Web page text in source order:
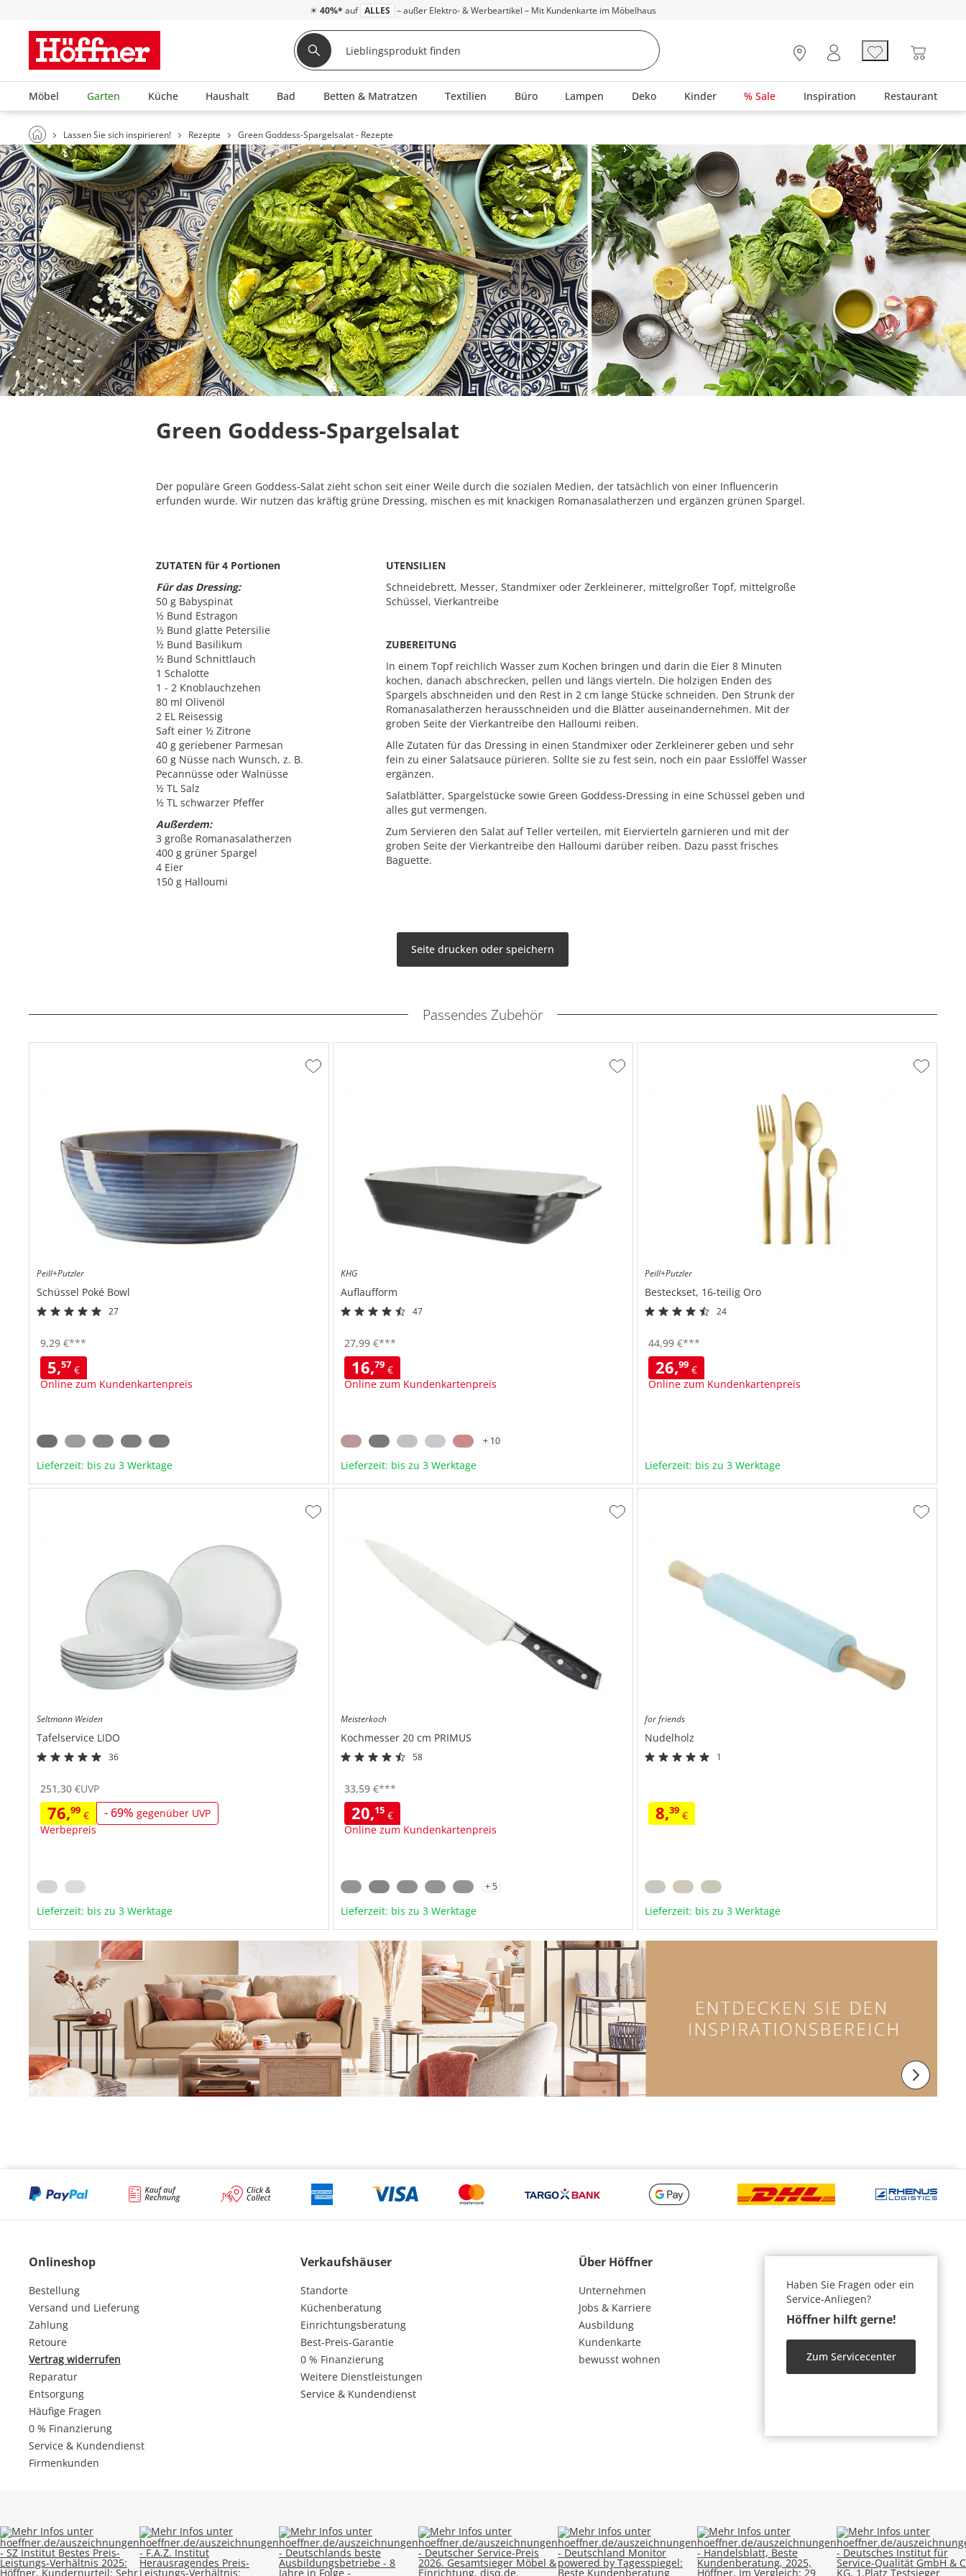
☀ 40%* auf ALLES – außer Elektro- & Werbeartikel – Mit Kundenkarte im Möbelhaus
Möbel Garten Küche Haushalt Bad Betten & Matratzen Textilien Büro Lampen Deko Kinder % Sale Inspiration Restaurant
Lassen Sie sich inspirieren! Rezepte Green Goddess-Spargelsalat - Rezepte
Green Goddess-Spargelsalat
Der populäre Green Goddess-Salat zieht schon seit einer Weile durch die sozialen Medien, der tatsächlich von einer Influencerin
erfunden wurde. Wir nutzen das kräftig grüne Dressing, mischen es mit knackigen Romanasalatherzen und ergänzen grünen Spargel.
ZUTATEN für 4 Portionen
Für das Dressing:
50 g Babyspinat
½ Bund Estragon
½ Bund glatte Petersilie
½ Bund Basilikum
½ Bund Schnittlauch
1 Schalotte
1 - 2 Knoblauchzehen
80 ml Olivenöl
2 EL Reisessig
Saft einer ½ Zitrone
40 g geriebener Parmesan
60 g Nüsse nach Wunsch, z. B.
Pecannüsse oder Walnüsse
½ TL Salz
½ TL schwarzer Pfeffer
Außerdem:
3 große Romanasalatherzen
400 g grüner Spargel
4 Eier
150 g Halloumi
UTENSILIEN
Schneidebrett, Messer, Standmixer oder Zerkleinerer, mittelgroßer Topf, mittelgroße
Schüssel, Vierkantreibe
ZUBEREITUNG
In einem Topf reichlich Wasser zum Kochen bringen und darin die Eier 8 Minuten
kochen, danach abschrecken, pellen und längs vierteln. Die holzigen Enden des
Spargels abschneiden und den Rest in 2 cm lange Stücke schneiden. Den Strunk der
Romanasalatherzen herausschneiden und die Blätter auseinandernehmen. Mit der
groben Seite der Vierkantreibe den Halloumi reiben.
Alle Zutaten für das Dressing in einen Standmixer oder Zerkleinerer geben und sehr
fein zu einer Salatsauce pürieren. Sollte sie zu fest sein, noch ein paar Esslöffel Wasser
ergänzen.
Salatblätter, Spargelstücke sowie Green Goddess-Dressing in eine Schüssel geben und
alles gut vermengen.
Zum Servieren den Salat auf Teller verteilen, mit Eiervierteln garnieren und mit der
groben Seite der Vierkantreibe den Halloumi darüber reiben. Dazu passt frisches
Baguette.
Seite drucken oder speichern
Passendes Zubehör
Peill+Putzler
Schüssel Poké Bowl
27
9,29 €***
5,57 €
Online zum Kundenkartenpreis
Aus Steinzeug
Himmelblau
Spülmaschinenfest
Zur
Lieferzeit: bis zu 3 Werktage
KHG
Auflaufform
47
27,99 €***
16,79 €
Online zum Kundenkartenpreis
Aus Steinzeug
Innen weiß, außen verschieden coloriert
Im Backofen bis 200°C
+ 10
Zur
Lieferzeit: bis zu 3 Werktage
Peill+Putzler
Besteckset, 16-teilig Oro
24
44,99€***
26,99€
Online zum Kundenkartenpreis
Goldfarbenes Besteckset
Elegant geschwungenes Design
Spülmaschinengeeignet
Zur
Lieferzeit: bis zu 3 Werktage
Seltmann Weiden
Tafelservice LIDO
36
251,30 €UVP
76,99 € - 69% gegenüber UVP
Werbepreis
Porzellan
Mikrowellen-, ofen- und spülmaschinenfest
Weiß mit schwarzer Linie
Zur
Lieferzeit: bis zu 3 Werktage
Meisterkoch
Kochmesser 20 cm PRIMUS
58
33,59 €***
20,15 €
Online zum Kundenkartenpreis
Aus deutschem Edelstahl 1.4116 gefertigt
Gesamtlänge: 32,7 cm
Produkttyp: Kochmesser
+ 5
Zur
Lieferzeit: bis zu 3 Werktage
for friends
Nudelholz
1
8,39€
Silikonkörper
In verschiedenen Farben erhältlich
Zur
Lieferzeit: bis zu 3 Werktage
Onlineshop
Bestellung
Versand und Lieferung
Zahlung
Retoure
Vertrag widerrufen
Reparatur
Entsorgung
Häufige Fragen
0 % Finanzierung
Service & Kundendienst
Firmenkunden
Verkaufshäuser
Standorte
Küchenberatung
Einrichtungsberatung
Best-Preis-Garantie
0 % Finanzierung
Weitere Dienstleistungen
Service & Kundendienst
Über Höffner
Unternehmen
Jobs & Karriere
Ausbildung
Kundenkarte
bewusst wohnen
Haben Sie Fragen oder ein
Service-Anliegen?
Höffner hilft gerne!
Zum Servicecenter